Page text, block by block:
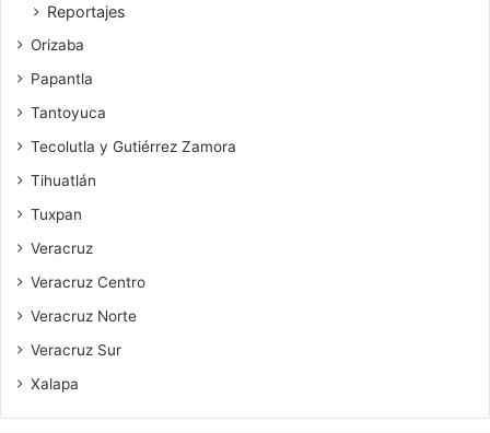
Reportajes
Orizaba
Papantla
Tantoyuca
Tecolutla y Gutiérrez Zamora
Tihuatlán
Tuxpan
Veracruz
Veracruz Centro
Veracruz Norte
Veracruz Sur
Xalapa